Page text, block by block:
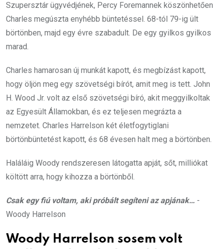
Szupersztár ügyvédjének, Percy Foremannek köszönhetően
Charles megúszta enyhébb büntetéssel. 68-tól 79-ig ült
börtönben, majd egy évre szabadult. De egy gyilkos gyilkos
marad.
Charles hamarosan új munkát kapott, és megbízást kapott,
hogy öljön meg egy szövetségi bírót, amit meg is tett. John
H. Wood Jr. volt az első szövetségi bíró, akit meggyilkoltak
az Egyesült Államokban, és ez teljesen megrázta a
nemzetet. Charles Harrelson két életfogytiglani
börtönbüntetést kapott, és 68 évesen halt meg a börtönben.
Haláláig Woody rendszeresen látogatta apját, sőt, milliókat
költött arra, hogy kihozza a börtönből.
Csak egy fiú voltam, aki próbált segíteni az apjának… -
Woody Harrelson
Woody Harrelson sosem volt